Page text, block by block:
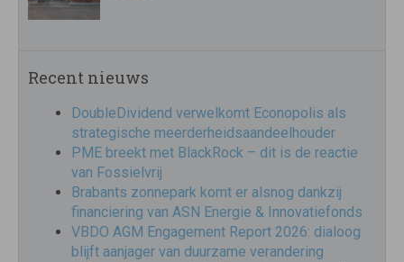
Recent nieuws
DoubleDividend verwelkomt Econopolis als
strategische meerderheidsaandeelhouder
PME breekt met BlackRock – dit is de reactie
van Fossielvrij
Brabants zonnepark komt er alsnog dankzij
financiering van ASN Energie & Innovatiefonds
VBDO AGM Engagement Report 2026: dialoog
blijft aanjager van duurzame verandering